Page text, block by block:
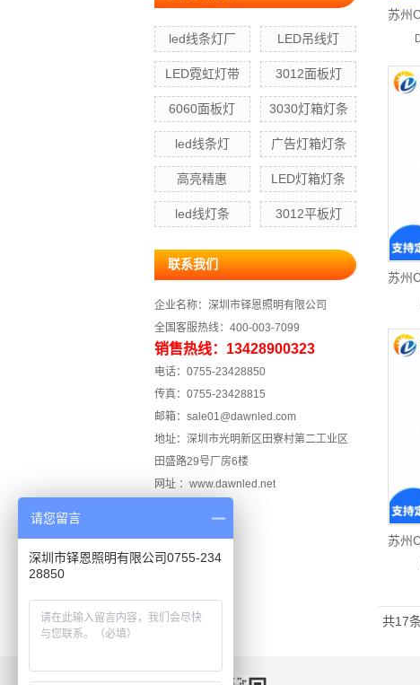
led线条灯厂 LED吊线灯
LED霓虹灯带 3012面板灯
6060面板灯 3030灯箱灯条
led线条灯 广告灯箱灯条
高亮精惠 LED灯箱灯条
led线灯条 3012平板灯
联系我们
企业名称：深圳市铎恩照明有限公司
全国客服热线：400-003-7099
销售热线：13428900323
电话：0755-23428850
传真：0755-23428815
邮箱：sale01@dawnled.com
地址：深圳市光明新区田寮村第二工业区
田盛路29号厂房6楼
网址 ：www.dawnled.net
苏州
苏州
苏州
共17
请您留言
深圳市铎恩照明有限公司0755-234
28850